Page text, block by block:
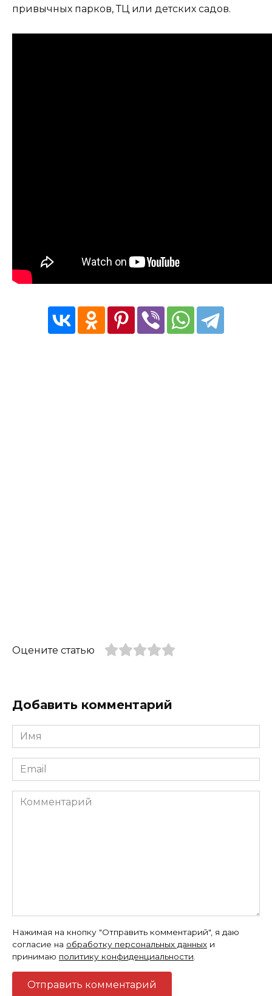
привычных парков, ТЦ или детских садов.
Оцените статью
Добавить комментарий
Имя
*
Email
*
Комментарий
Нажимая на кнопку "Отправить комментарий", я даю
согласие на обработку персональных данных и
принимаю политику конфиденциальности